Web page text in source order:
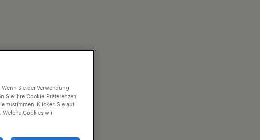
Sie der Verwendung
Sie Ihre Cookie-Präferenzen
zustimmen. Klicken Sie auf
Welche Cookies wir